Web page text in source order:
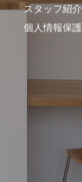
スタッフ紹介
個人情報保護